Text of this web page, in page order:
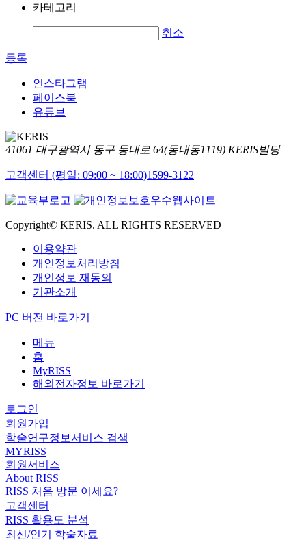
카테고리
취소
등록
인스타그램
페이스북
유튜브
41061 대구광역시 동구 동내로 64(동내동1119) KERIS빌딩
고객센터 (평일: 09:00 ~ 18:00)1599-3122
Copyright© KERIS. ALL RIGHTS RESERVED
이용약관
개인정보처리방침
개인정보 재동의
기관소개
PC 버전 바로가기
메뉴
홈
MyRISS
해외전자정보 바로가기
로그인
회원가입
학술연구정보서비스 검색
MYRISS
회원서비스
About RISS
RISS 처음 방문 이세요?
고객센터
RISS 활용도 분석
최신/인기 학술자료